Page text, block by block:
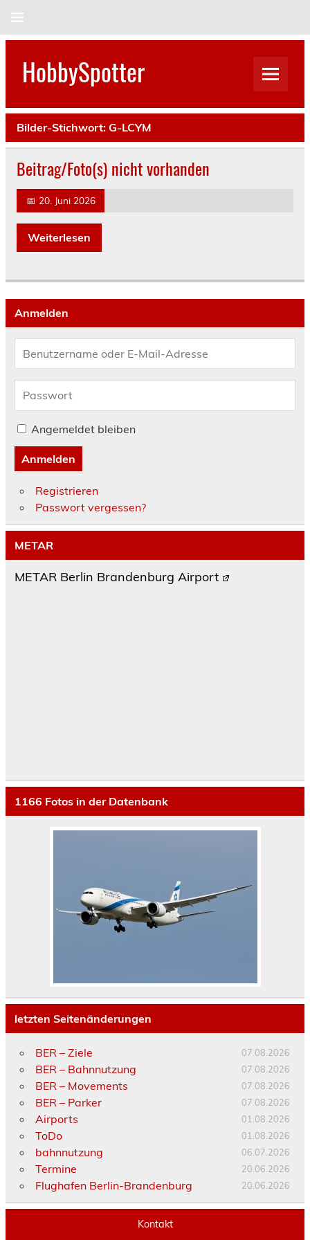
HobbySpotter
Bilder-Stichwort: G-LCYM
Beitrag/Foto(s) nicht vorhanden
📅 20. Juni 2026
Weiterlesen
Anmelden
Angemeldet bleiben
Anmelden
Registrieren
Passwort vergessen?
METAR
METAR Berlin Brandenburg Airport
1166 Fotos in der Datenbank
letzten Seitenänderungen
BER – Ziele 07.08.2026
BER – Bahnnutzung 07.08.2026
BER – Movements 07.08.2026
BER – Parker 07.08.2026
Airports 01.08.2026
ToDo 01.08.2026
bahnnutzung 06.07.2026
Termine 20.06.2026
Flughafen Berlin-Brandenburg 20.06.2026
Kontakt